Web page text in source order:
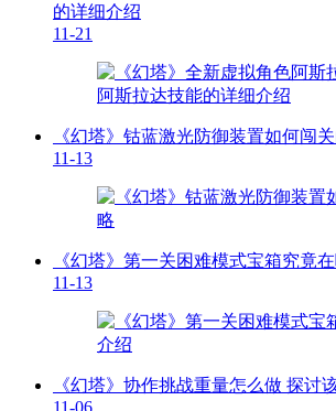
的详细介绍
11-21
《幻塔》钴蓝激光防御装置如何闯
11-13
《幻塔》第一关困难模式宝箱究竟
11-13
《幻塔》协作挑战重量怎么做 探讨
11-06